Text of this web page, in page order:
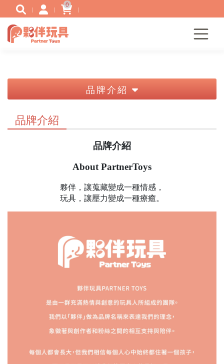
0
品牌介紹
品牌介紹
品牌介紹
About PartnerToys
夥伴，讓蒐藏變成一種情感，
玩具，讓壓力變成一種療癒。